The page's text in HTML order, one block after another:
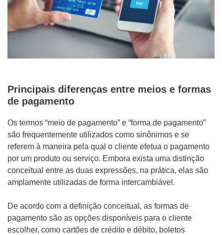
Principais diferenças entre meios e formas
de pagamento
Os termos “meio de pagamento” e “forma de pagamento”
são frequentemente utilizados como sinônimos e se
referem à maneira pela qual o cliente efetua o pagamento
por um produto ou serviço. Embora exista uma distinção
conceitual entre as duas expressões, na prática, elas são
amplamente utilizadas de forma intercambiável.
De acordo com a definição conceitual, as formas de
pagamento são as opções disponíveis para o cliente
escolher, como cartões de crédito e débito, boletos